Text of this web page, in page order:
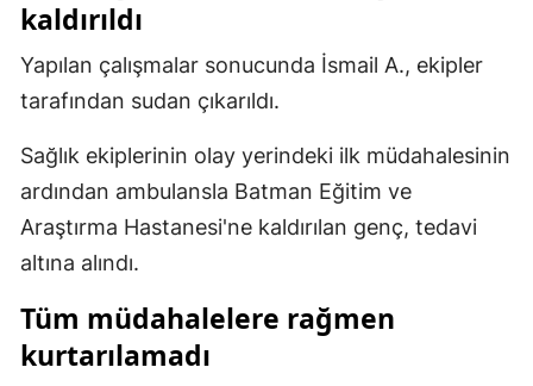
Muş
Nevşehir
Niğde
Ordu
kaldırıldı
Yapılan çalışmalar sonucunda İsmail A., ekipler
tarafından sudan çıkarıldı.
Sağlık ekiplerinin olay yerindeki ilk müdahalesinin
ardından ambulansla Batman Eğitim ve
Araştırma Hastanesi'ne kaldırılan genç, tedavi
altına alındı.
Tüm müdahalelere rağmen
kurtarılamadı